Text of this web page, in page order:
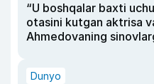
“U boshqalar baxti
otasini kutgan aktrisa
Ahmedovaning
Dunyo